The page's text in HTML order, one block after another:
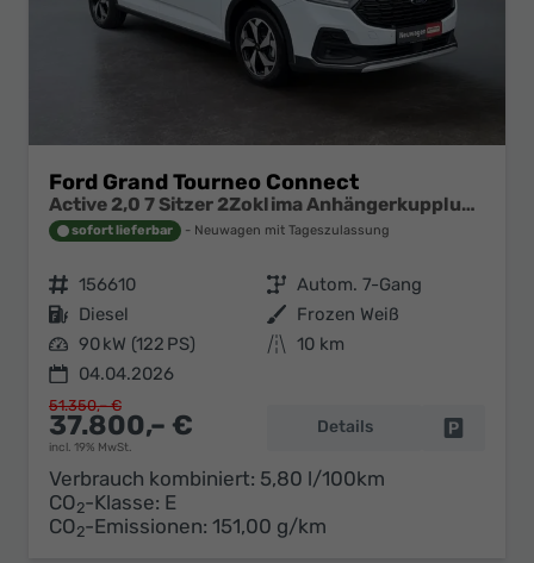
Ford Grand Tourneo Connect
Active 2,0 7 Sitzer 2Zoklima Anhängerkupplung Panoramadach AGR Sitze Sitzheizung Einparkhilfe Kamera 17 Zoll Leichtmetall ACC
sofort lieferbar Neuwagen mit Tageszulassung
Fahrzeugnr. 156610 Getriebe Autom. 7-Gang
Kraftstoff Diesel Außenfarbe Frozen Weiß
Leistung 90 kW (122 PS) Kilometerstand 10 km
04.04.2026
37.800,– €
incl. 19% MwSt.
51.350,– €
Details
Verbrauch kombiniert: 5,80 l/100km
CO2-Klasse: E
CO2-Emissionen: 151,00 g/km